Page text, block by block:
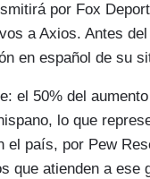
por Fox
a Axios. Antes
en español de su
el 50% del
lo que
el país, por Pew
que atienden a ese